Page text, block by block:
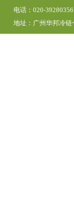
电话：020-
地址：广州华邦冷链